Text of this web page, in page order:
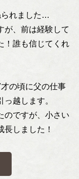
られました…
が、前は経験して
！誰も信じてくれ
の頃に父の仕事
越します。
のですが、小さい
しました！